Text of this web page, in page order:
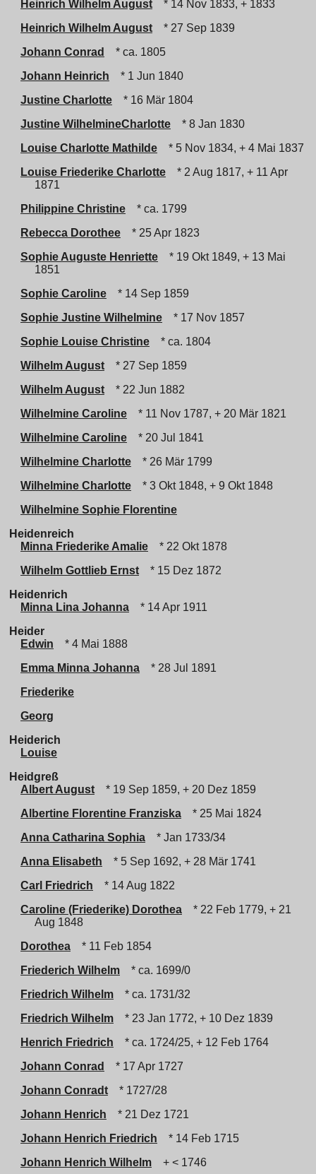
Heinrich Wilhelm August
* 14 Nov 1833, + 1833
Heinrich Wilhelm August
* 27 Sep 1839
Johann Conrad
* ca. 1805
Johann Heinrich
* 1 Jun 1840
Justine Charlotte
* 16 Mär 1804
Justine WilhelmineCharlotte
* 8 Jan 1830
Louise Charlotte Mathilde
* 5 Nov 1834, + 4 Mai 1837
Louise Friederike Charlotte
* 2 Aug 1817, + 11 Apr
1871
Philippine Christine
* ca. 1799
Rebecca Dorothee
* 25 Apr 1823
Sophie Auguste Henriette
* 19 Okt 1849, + 13 Mai
1851
Sophie Caroline
* 14 Sep 1859
Sophie Justine Wilhelmine
* 17 Nov 1857
Sophie Louise Christine
* ca. 1804
Wilhelm August
* 27 Sep 1859
Wilhelm August
* 22 Jun 1882
Wilhelmine Caroline
* 11 Nov 1787, + 20 Mär 1821
Wilhelmine Caroline
* 20 Jul 1841
Wilhelmine Charlotte
* 26 Mär 1799
Wilhelmine Charlotte
* 3 Okt 1848, + 9 Okt 1848
Wilhelmine Sophie Florentine
Heidenreich
Minna Friederike Amalie
* 22 Okt 1878
Wilhelm Gottlieb Ernst
* 15 Dez 1872
Heidenrich
Minna Lina Johanna
* 14 Apr 1911
Heider
Edwin
* 4 Mai 1888
Emma Minna Johanna
* 28 Jul 1891
Friederike
Georg
Heiderich
Louise
Heidgreß
Albert August
* 19 Sep 1859, + 20 Dez 1859
Albertine Florentine Franziska
* 25 Mai 1824
Anna Catharina Sophia
* Jan 1733/34
Anna Elisabeth
* 5 Sep 1692, + 28 Mär 1741
Carl Friedrich
* 14 Aug 1822
Caroline (Friederike) Dorothea
* 22 Feb 1779, + 21
Aug 1848
Dorothea
* 11 Feb 1854
Friederich Wilhelm
* ca. 1699/0
Friedrich Wilhelm
* ca. 1731/32
Friedrich Wilhelm
* 23 Jan 1772, + 10 Dez 1839
Henrich Friedrich
* ca. 1724/25, + 12 Feb 1764
Johann Conrad
* 17 Apr 1727
Johann Conradt
* 1727/28
Johann Henrich
* 21 Dez 1721
Johann Henrich Friedrich
* 14 Feb 1715
Johann Henrich Wilhelm
+ < 1746